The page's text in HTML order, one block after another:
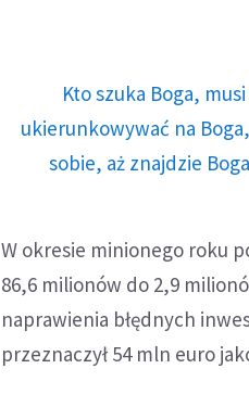
Kto szuka Boga,
ukierunkowywać na
sobie, aż znajdzie
W okresie minionego roku
86,6 milionów do 2,9
naprawienia błędnych
przeznaczył 54 mln euro